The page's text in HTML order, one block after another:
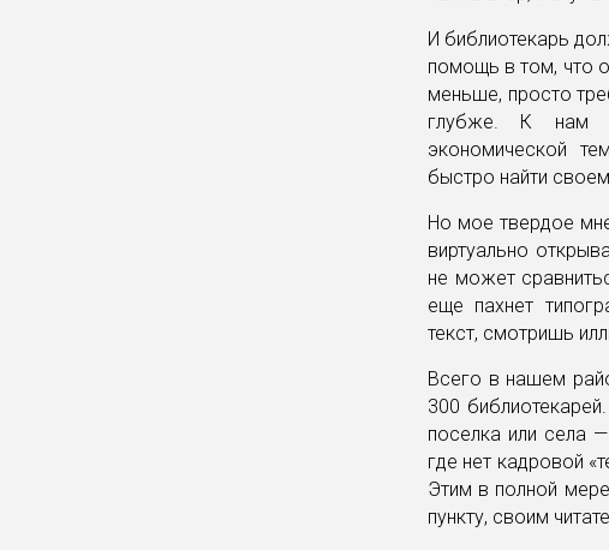
И библиотекарь
помощь в том, что
меньше, просто
глубже. К нам
экономической
быстро найти
Но мое твердое
виртуально
не может
еще пахнет
текст, смотришь
Всего в нашем
300
поселка или села
где нет кадровой
Этим в полной
пункту, своим